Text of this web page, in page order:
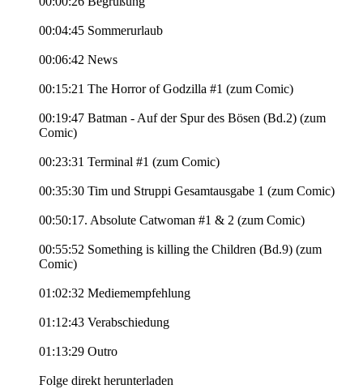
00:04:45 Sommerurlaub
00:06:42 News
00:15:21 The Horror of Godzilla #1 (zum Comic)
00:19:47 Batman - Auf der Spur des Bösen (Bd.2) (zum
Comic)
00:23:31 Terminal #1 (zum Comic)
00:35:30 Tim und Struppi Gesamtausgabe 1 (zum Comic)
00:50:17. Absolute Catwoman #1 & 2 (zum Comic)
00:55:52 Something is killing the Children (Bd.9) (zum
Comic)
01:02:32 Mediemempfehlung
01:12:43 Verabschiedung
01:13:29 Outro
Folge direkt herunterladen